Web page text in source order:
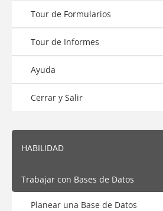
Tour de Formularios
Tour de Informes
Ayuda
Cerrar y Salir
HABILIDAD
Trabajar con Bases de Datos
Planear una Base de Datos